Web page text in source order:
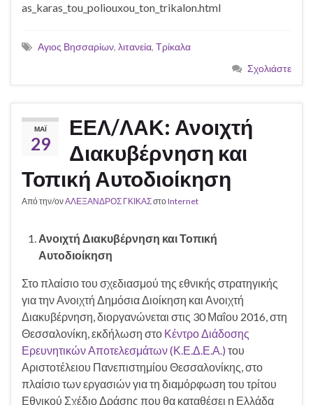
as_karas_tou_poliouxou_ton_trikalon.html
Αγιος Βησσαρίων, λιτανεία, Τρίκαλα
Σχολιάστε
ΜΆΙ
29
ΕΕΛ/ΛΑΚ: Ανοιχτή
Διακυβέρνηση και
Τοπική Αυτοδιοίκηση
Από την/ονΑΛΕΞΑΝΔΡΟΣ ΓΚΙΚΑΣστοInternet
Ανοιχτή Διακυβέρνηση και Τοπική
Αυτοδιοίκηση
Στο πλαίσιο του σχεδιασμού της εθνικής στρατηγικής
για την Ανοιχτή Δημόσια Διοίκηση και Ανοιχτή
Διακυβέρνηση, διοργανώνεται στις 30 Μαΐου 2016, στη
Θεσσαλονίκη, εκδήλωση στο Κέντρο Διάδοσης
Ερευνητικών Αποτελεσμάτων (Κ.Ε.Δ.Ε.Α.) του
Αριστοτέλειου Πανεπιστημίου Θεσσαλονίκης, στο
πλαίσιο των εργασιών για τη διαμόρφωση του τρίτου
Εθνικού Σχέδιο Δράσης που θα καταθέσει η Ελλάδα